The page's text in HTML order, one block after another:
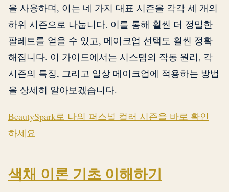
을 사용하며, 이는 네 가지 대표 시즌을 각각 세 개의
하위 시즌으로 나눕니다. 이를 통해 훨씬 더 정밀한
팔레트를 얻을 수 있고, 메이크업 선택도 훨씬 정확
해집니다. 이 가이드에서는 시스템의 작동 원리, 각
시즌의 특징, 그리고 일상 메이크업에 적용하는 방법
을 상세히 알아보겠습니다.
BeautySpark로 나의 퍼스널 컬러 시즌을 바로 확인
하세요
색채 이론 기초 이해하기